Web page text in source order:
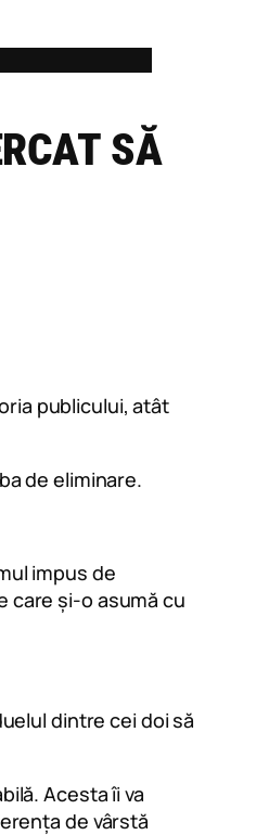
SĂ
publicului, atât
de eliminare.
impus de
care și-o asumă cu
dintre cei doi să
Acesta îi va
de vârstă